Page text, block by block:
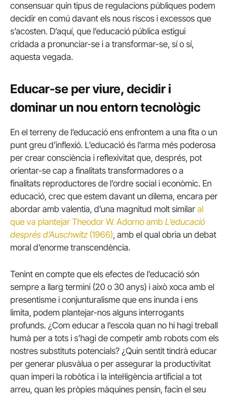
consensuar quin tipus de regulacions públiques podem
decidir en comú davant els nous riscos i excessos que
s’acosten. D’aquí, que l’educació pública estigui
cridada a pronunciar-se i a transformar-se, sí o sí,
aquesta vegada.
Educar-se per viure, decidir i
dominar un nou entorn tecnològic
En el terreny de l’educació ens enfrontem a una fita o un
punt greu d’inflexió. L’educació és l’arma més poderosa
per crear consciència i reflexivitat que, després, pot
orientar-se cap a finalitats transformadores o a
finalitats reproductores de l’ordre social i econòmic. En
educació, crec que estem davant un dilema, encara per
abordar amb valentia, d’una magnitud molt similar al
que va plantejar Theodor W. Adorno amb L’educació
després d’Auschwitz(1966), amb el qual obria un debat
moral d’enorme transcendència.
Tenint en compte que els efectes de l’educació són
sempre a llarg termini (20 o 30 anys) i això xoca amb el
presentisme i conjunturalisme que ens inunda i ens
limita, podem plantejar-nos alguns interrogants
profunds. ¿Com educar a l’escola quan no hi hagi treball
humà per a tots i s’hagi de competir amb robots com els
nostres substituts potencials? ¿Quin sentit tindrà educar
per generar plusvàlua o per assegurar la productivitat
quan imperi la robòtica i la intel·ligència artificial a tot
arreu, quan les pròpies màquines pensin, facin el seu